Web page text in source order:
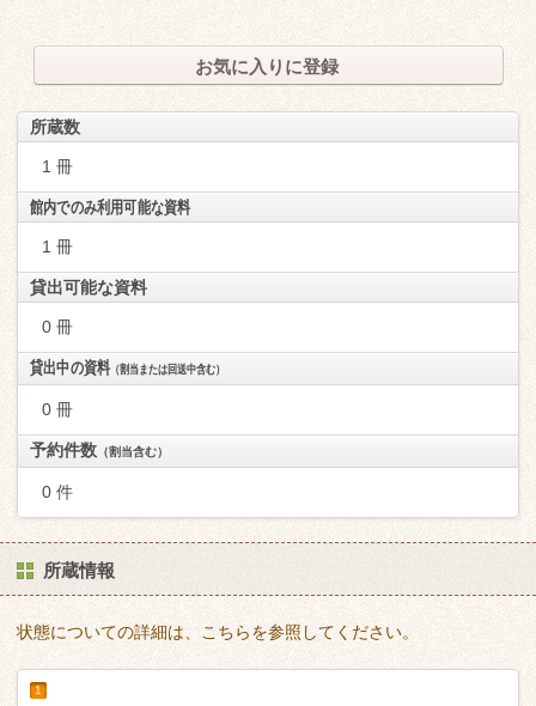
お気に入りに登録
所蔵数
1 冊
館内でのみ利用可能な資料
1 冊
貸出可能な資料
0 冊
貸出中の資料（割当または回送中含む）
0 冊
予約件数 （割当含む）
0 件
所蔵情報
状態についての詳細は、こちらを参照してください。
1